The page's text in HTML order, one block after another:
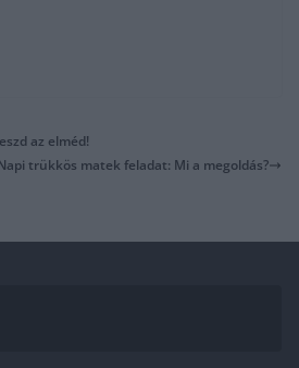
az elméd!
trükkös matek feladat: Mi a megoldás?